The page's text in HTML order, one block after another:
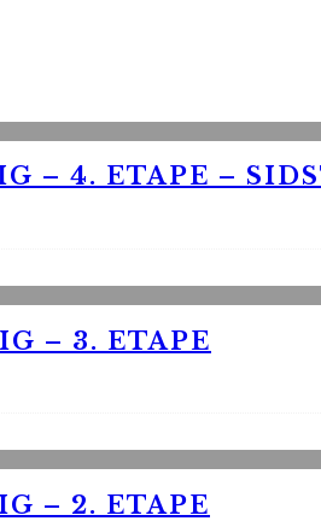
– 4. ETAPE –
– 3. ETAPE
– 2. ETAPE